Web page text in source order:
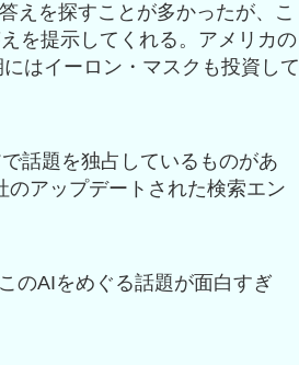
えを探すことが多かったが、こ
を提示してくれる。アメリカの
はイーロン・マスクも投資して
話題を独占しているものがあ
アップデートされた検索エン
のAIをめぐる話題が面白すぎ